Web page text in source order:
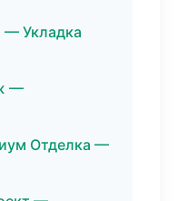
— Укладка
—
Отделка —